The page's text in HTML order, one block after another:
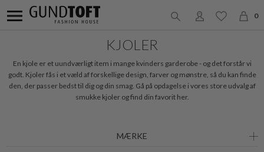
0
KJOLER
En kjole er et uundværligt item i mange kvinders garderobe - og det forstår vi
godt. Kjoler fås i et væld af forskellige design, farver og mønstre, så du kan finde
den, der passer bedst til dig og din smag. Gå på opdagelse i vores store udvalg af
smukke kjoler og find din favorit her.
MÆRKE